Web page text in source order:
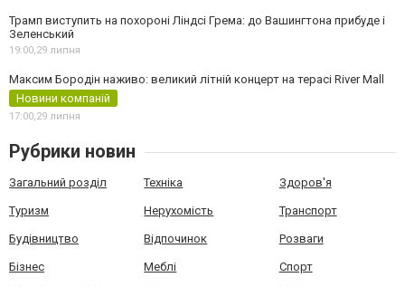
Трамп виступить на похороні Ліндсі Грема: до Вашингтона прибуде і
Зеленський
19:00,29 липня
Максим Бородін наживо: великий літній концерт на терасі River Mall
Новини компаній
17:00,29 липня
Рубрики новин
Загальний розділ Техніка Здоров'я
Туризм Нерухомість Транспорт
Будівництво Відпочинок Розваги
Бізнес Меблі Спорт